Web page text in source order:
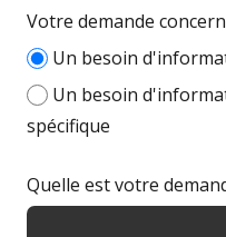
Votre demande
Un besoin
Un besoin
spécifique
Quelle est votre